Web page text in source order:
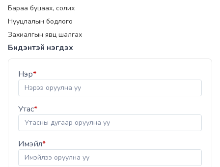
Бараа буцаах, солих
Нууцлалын бодлого
Захиалгын явц шалгах
Бидэнтэй нэгдэх
Нэр*
Утас*
Имэйл*